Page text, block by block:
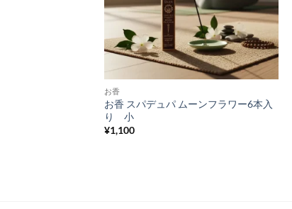
お香
お香 スパデュパ ムーンフラワー6本入
り 小
¥1,100